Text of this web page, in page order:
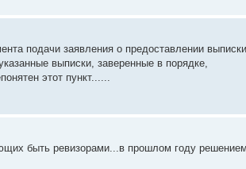
подачи заявления о предоставлении
выписки, заверенные в порядке,
этот пункт......
быть ревизорами...в прошлом году решением